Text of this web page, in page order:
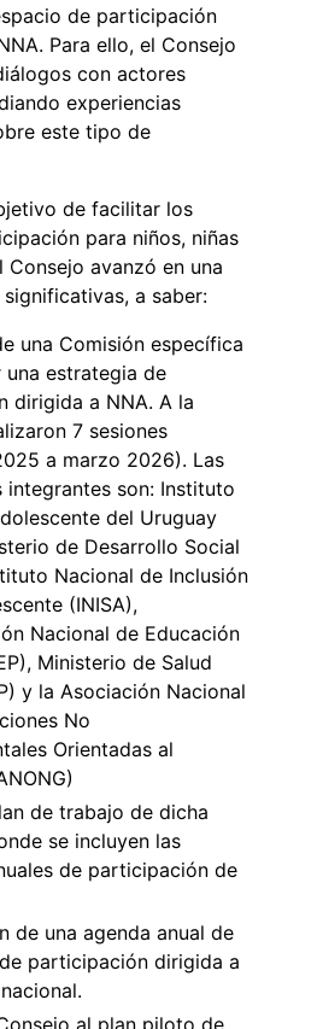
de participación
Para ello, el Consejo
con actores
experiencias
este tipo de
de facilitar los
para niños, niñas
Consejo avanzó en una
a saber:
una Comisión específica
una estrategia de
dirigida a NNA. A la
7 sesiones
a marzo 2026). Las
integrantes son: Instituto
del Uruguay
de Desarrollo Social
Nacional de Inclusión
(INISA),
Nacional de Educación
Ministerio de Salud
y la Asociación Nacional
No
Orientadas al
de trabajo de dicha
se incluyen las
de participación de
de una agenda anual de
participación dirigida a
al plan piloto de